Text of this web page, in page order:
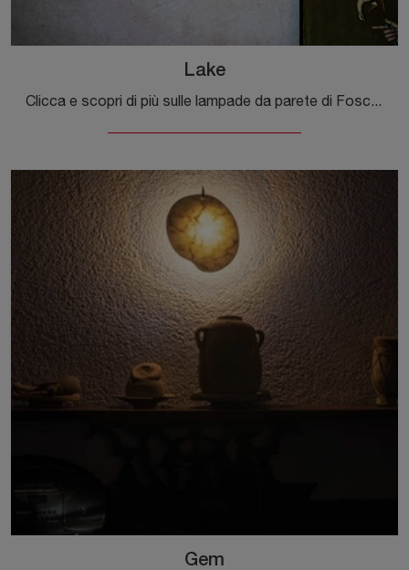
Lake
Clicca e scopri di più sulle lampade da parete di Foscarini: il modello Lake in laccato ti sta aspettando!
Gem